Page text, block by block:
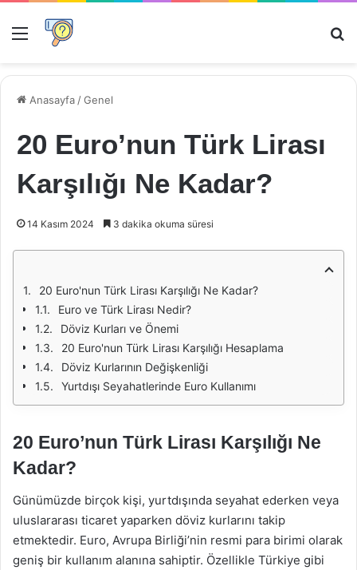
Menü
Anasayfa /Genel
20 Euro’nun Türk Lirası
Karşılığı Ne Kadar?
14 Kasım 2024 3 dakika okuma süresi
20 Euro'nun Türk Lirası Karşılığı Ne Kadar?
Euro ve Türk Lirası Nedir?
Döviz Kurları ve Önemi
20 Euro'nun Türk Lirası Karşılığı Hesaplama
Döviz Kurlarının Değişkenliği
Yurtdışı Seyahatlerinde Euro Kullanımı
20 Euro’nun Türk Lirası Karşılığı Ne
Kadar?
Günümüzde birçok kişi, yurtdışında seyahat ederken veya
uluslararası ticaret yaparken döviz kurlarını takip
etmektedir. Euro, Avrupa Birliği’nin resmi para birimi olarak
geniş bir kullanım alanına sahiptir. Özellikle Türkiye gibi